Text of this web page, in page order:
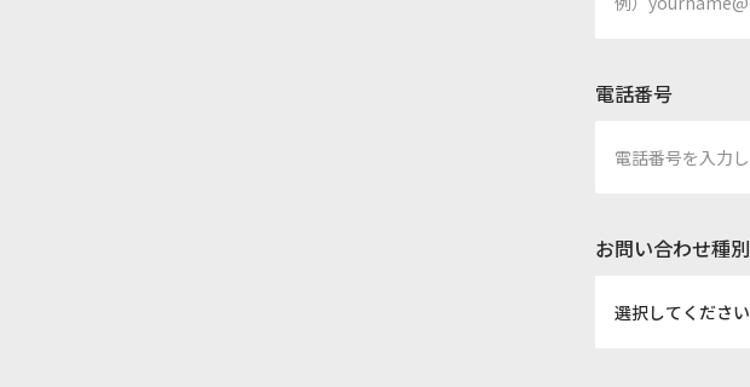
電話番号
お問い合わせ種別
選択してください